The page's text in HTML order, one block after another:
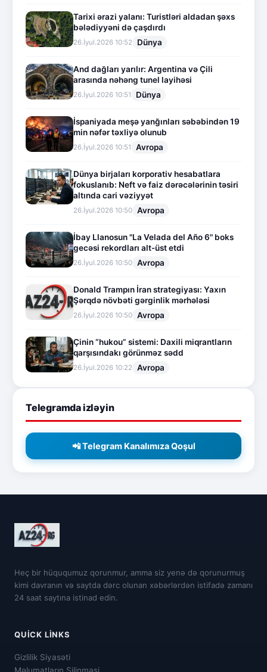
Tarixi ərazi yalanı: Turistləri aldadan şəxs
bələdiyyəni də çaşdırdı
26.İyul.2026 10:52 Dünya
And dağları yarılır: Argentina və Çili
arasında nəhəng tunel layihəsi
26.İyul.2026 10:51 Dünya
İspaniyada meşə yanğınları səbəbindən 19
min nəfər təxliyə olunub
26.İyul.2026 10:51 Avropa
Dünya birjaları korporativ hesabatlara
fokuslanıb: Neft və faiz dərəcələrinin təsiri
altında cari vəziyyət
26.İyul.2026 10:50 Avropa
İbay Llanosun "La Velada del Año 6" boks
gecəsi rekordları alt-üst etdi
26.İyul.2026 10:50 Avropa
Donald Trampın İran strategiyası: Yaxın
Şərqdə növbəti gərginlik mərhələsi
26.İyul.2026 10:50 Avropa
Çinin “hukou” sistemi: Daxili miqrantların
qarşısındakı görünməz sədd
26.İyul.2026 10:22 Avropa
Telegramda izləyin
📲 Telegram Kanalımıza Qoşul
Heç bir hüququmuz qorunmur, amma siz yenə də qorunurmuş
kimi davranın və saytda dərc olunan xəbərlərdən istifadə zamanı
24 saat saytına istinad edin.
QUICK LINKS
Gizlilik Siyasəti